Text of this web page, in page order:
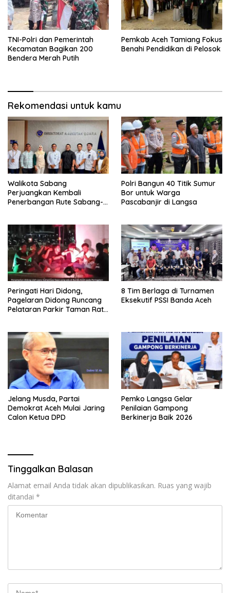
TNI-Polri dan Pemerintah
Kecamatan Bagikan 200
Bendera Merah Putih
Pemkab Aceh Tamiang Fokus
Benahi Pendidikan di Pelosok
Rekomendasi untuk kamu
Walikota Sabang
Perjuangkan Kembali
Penerbangan Rute Sabang-
Polri Bangun 40 Titik Sumur
Bor untuk Warga
Pascabanjir di Langsa
Peringati Hari Didong,
Pagelaran Didong Runcang
Pelataran Parkir Taman Ratu
8 Tim Berlaga di Turnamen
Eksekutif PSSI Banda Aceh
Jelang Musda, Partai
Demokrat Aceh Mulai Jaring
Calon Ketua DPD
Pemko Langsa Gelar
Penilaian Gampong
Berkinerja Baik 2026
Tinggalkan Balasan
Alamat email Anda tidak akan dipublikasikan. Ruas yang wajib
ditandai *